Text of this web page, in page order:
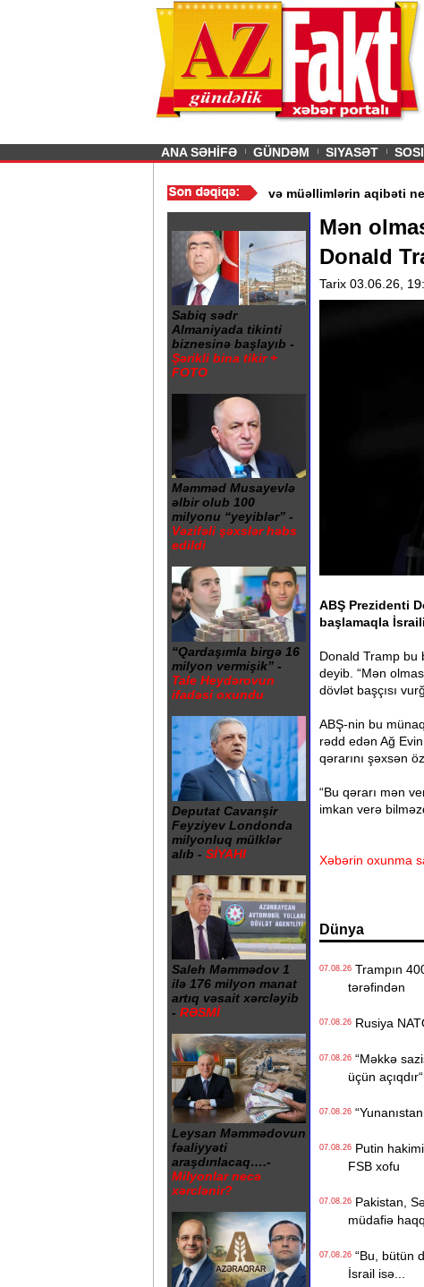
Previous
ANA SƏHİFƏ GÜNDƏM SIYASƏT
Gədəbəydə 3 məktəb bağlandı - Şagird və müəllimlərin
Sabiq sədr
Almaniyada tikinti
biznesinə başlayıb -
Şərikli bina tikir +
FOTO
Məmməd Musayevlə
əlbir olub 100
milyonu “yeyiblər” -
Vəzifəli şəxslər həbs
edildi
“Qardaşımla birgə 16
milyon vermişik” -
Tale Heydərovun
ifadəsi oxundu
Deputat Cavanşir
Feyziyev Londonda
milyonluq mülklər
alıb - SİYAHI
Saleh Məmmədov 1
ilə 176 milyon manat
artıq vəsait xərcləyib
- RƏSMİ
Leysan Məmmədovun
fəaliyyəti
araşdırılacaq….-
Milyonlar necə
xərclənir?
Mən
Donald
Tarix 03.06.26,
ABŞ Prezidenti
başlamaqla
Donald Tramp bu
deyib. “Mən
dövlət başçısı
ABŞ-nin bu
rədd edən Ağ
qərarını şəxsən
“Bu qərarı mən
imkan verə
Xəbərin oxunma
Dünya
07.08.26Trampın
tərəfindən
07.08.26Rusiya
07.08.26“Məkkə
üçün
07.08.26
07.08.26Putin
FSB xofu
07.08.26Pakistan,
müdafiə
07.08.26“Bu, bütün
İsrail isə...